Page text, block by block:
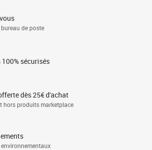
de poste
sécurisés
dès 25€ d'achat
hors produits marketplace